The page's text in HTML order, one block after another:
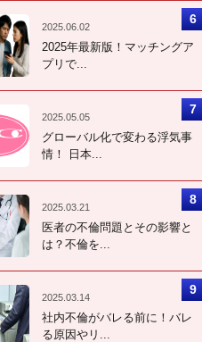
2025.06.02
2025年最新版！マッチングア
プリで...
2025.05.05
グローバル化で変わる浮気事
情！ 日本...
2025.03.21
医者の不倫問題とその影響と
は？不倫を...
2025.03.14
社内不倫がバレる前に！バレ
る原因やリ...